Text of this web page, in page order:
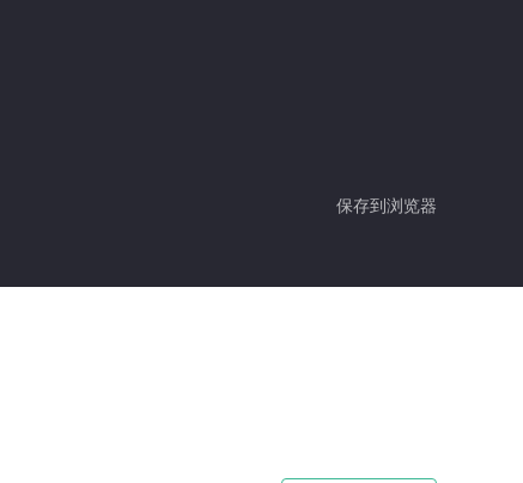
保存到浏览器